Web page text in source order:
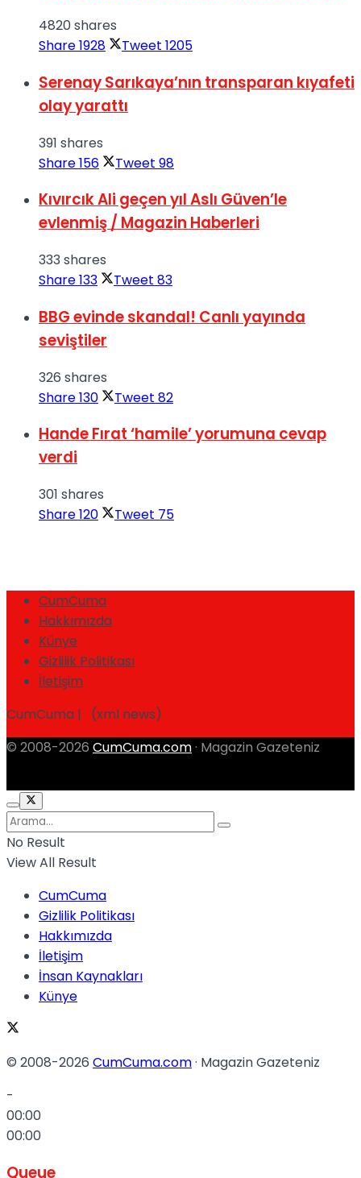
4820 shares
Share1928 Tweet 1205
Serenay Sarıkaya’nın transparan kıyafeti
olay yarattı
391 shares
Share156 Tweet 98
Kıvırcık Ali geçen yıl Aslı Güven’le
evlenmiş / Magazin Haberleri
333 shares
Share133 Tweet 83
BBG evinde skandal! Canlı yayında
seviştiler
326 shares
Share130 Tweet 82
Hande Fırat ‘hamile’ yorumuna cevap
verdi
301 shares
Share120 Tweet 75
CumCuma
Hakkımızda
Künye
Gizlilik Politikası
İletişim
CumCuma | (xml news)
© 2008-2026 CumCuma.com · Magazin Gazeteniz
No Result
View All Result
CumCuma
Gizlilik Politikası
Hakkımızda
İletişim
İnsan Kaynakları
Künye
© 2008-2026 CumCuma.com· Magazin Gazeteniz
-
00:00
00:00
Queue